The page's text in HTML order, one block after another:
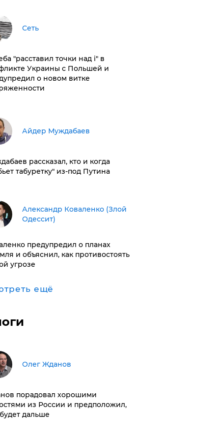
Сеть
"расставил точки над і" в
Украины с Польшей и
о новом витке
Айдер Муждабаев
рассказал, кто и когда
табуретку" из-под Путина
Александр Коваленко (Злой
Одессит)
предупредил о планах
и объяснил, как противостоять
угрозе
ещё
Олег Жданов
порадовал хорошими
из России и предположил,
дальше